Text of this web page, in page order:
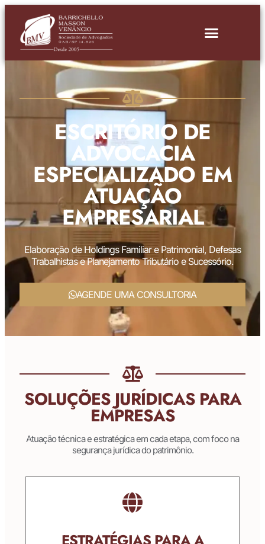
ESCRITÓRIO DE
ADVOCACIA
ESPECIALIZADO EM
ATUAÇÃO
EMPRESARIAL
Elaboração de Holdings Familiar e Patrimonial, Defesas
Trabalhistas e Planejamento Tributário e Sucessório.
AGENDE UMA CONSULTORIA
SOLUÇÕES JURÍDICAS PARA
EMPRESAS
Atuação técnica e estratégica em cada etapa, com foco na
segurança jurídica do patrimônio.